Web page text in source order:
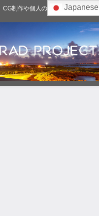
CG制作や個人の雑記ブログJapanese